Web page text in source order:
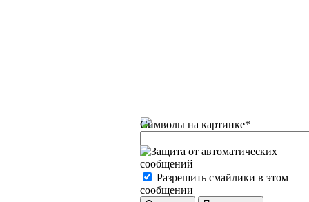
Символы на картинке*
Разрешить смайлики в этом
сообщении